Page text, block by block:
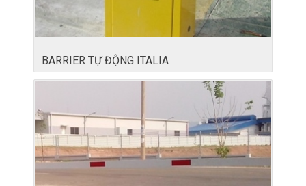
BARRIER TỰ ĐỘNG ITALIA